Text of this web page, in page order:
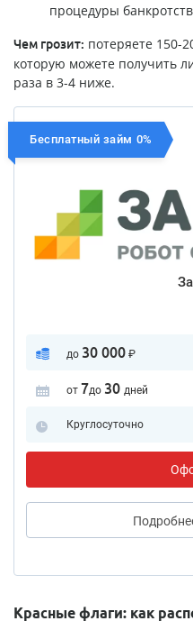
процедуры
Чем грозит: потеряете 150-
которую можете получить
раза в 3-4 ниже.
Бесплатный займ 0%
до 30 000₽
от 7до 30 дней
Круглосуточно
Красные флаги: как